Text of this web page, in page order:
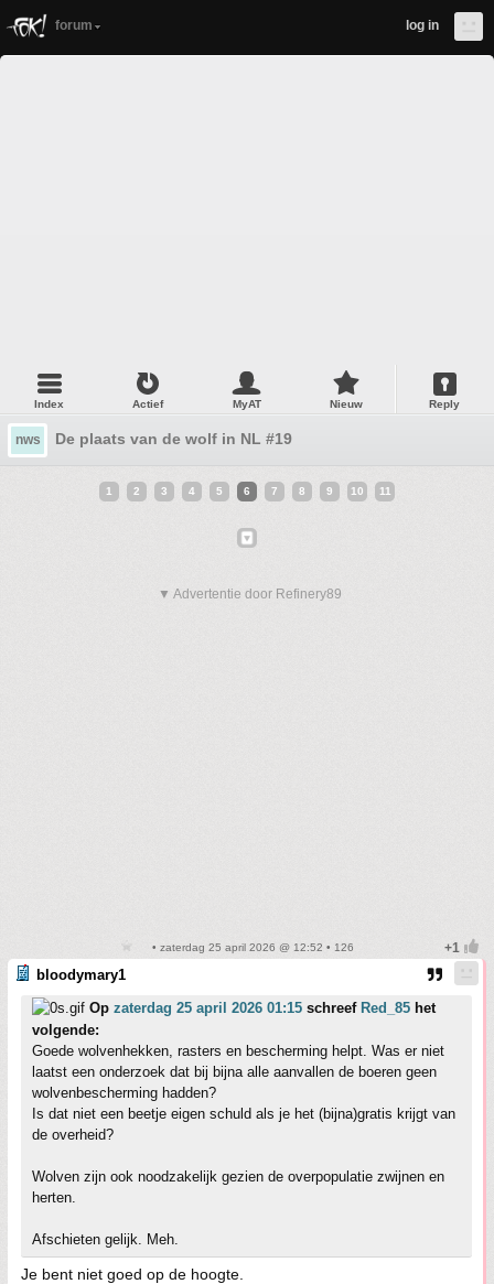
forum log in
Index Actief MyAT Nieuw Reply
nws De plaats van de wolf in NL #19
1 2 3 4 5 6 7 8 9 10 11
▼ Advertentie door Refinery89
• zaterdag 25 april 2026 @ 12:52 • 126
bloodymary1
Op zaterdag 25 april 2026 01:15 schreef Red_85 het
volgende:
Goede wolvenhekken, rasters en bescherming helpt. Was er niet
laatst een onderzoek dat bij bijna alle aanvallen de boeren geen
wolvenbescherming hadden?
Is dat niet een beetje eigen schuld als je het (bijna)gratis krijgt van
de overheid?
Wolven zijn ook noodzakelijk gezien de overpopulatie zwijnen en
herten.
Afschieten gelijk. Meh.
Je bent niet goed op de hoogte.